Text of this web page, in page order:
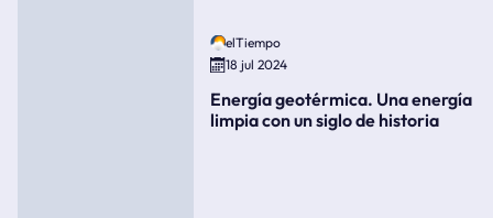
elTiempo
18 jul 2024
Energía geotérmica. Una energía
limpia con un siglo de historia